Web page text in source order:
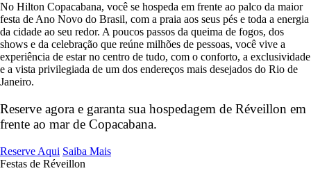
No Hilton Copacabana, você se hospeda em frente ao palco da maior
festa de Ano Novo do Brasil, com a praia aos seus pés e toda a energia
da cidade ao seu redor. A poucos passos da queima de fogos, dos
shows e da celebração que reúne milhões de pessoas, você vive a
experiência de estar no centro de tudo, com o conforto, a exclusividade
e a vista privilegiada de um dos endereços mais desejados do Rio de
Janeiro.
Reserve agora e garanta sua hospedagem de Réveillon em
frente ao mar de Copacabana.
Reserve Aqui Saiba Mais
Festas de Réveillon